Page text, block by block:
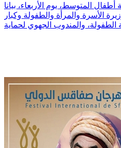
المتوسط، يوم الأربعاء، بيانا
الأسرة والمرأة والطفولة وكبار